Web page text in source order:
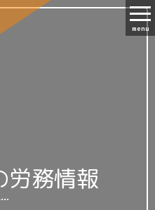
労務情報
menu